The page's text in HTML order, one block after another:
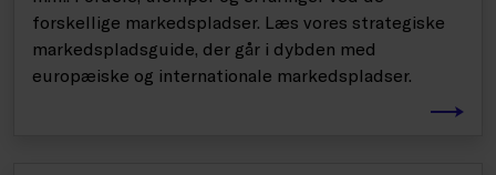
forskellige markedspladser. Læs vores strategiske
markedspladsguide, der går i dybden med
europæiske og internationale markedspladser.